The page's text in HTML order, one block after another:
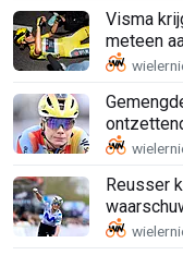
Visma
meteen
Reusser